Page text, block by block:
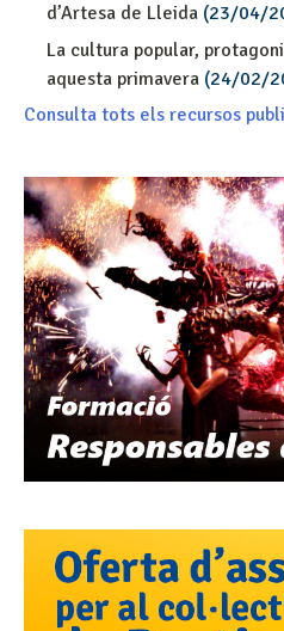
d’Artesa de Lleida (23/04/
La cultura popular,
aquesta primavera (24/02/
Consulta tots els recursos